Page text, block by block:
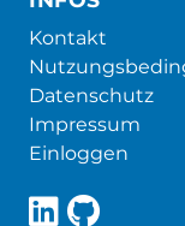
Kontakt
Datenschutz
Impressum
Einloggen